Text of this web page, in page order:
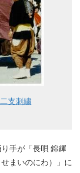
支刺繍
手が「長唄 錦輝
まいのにわ）」に